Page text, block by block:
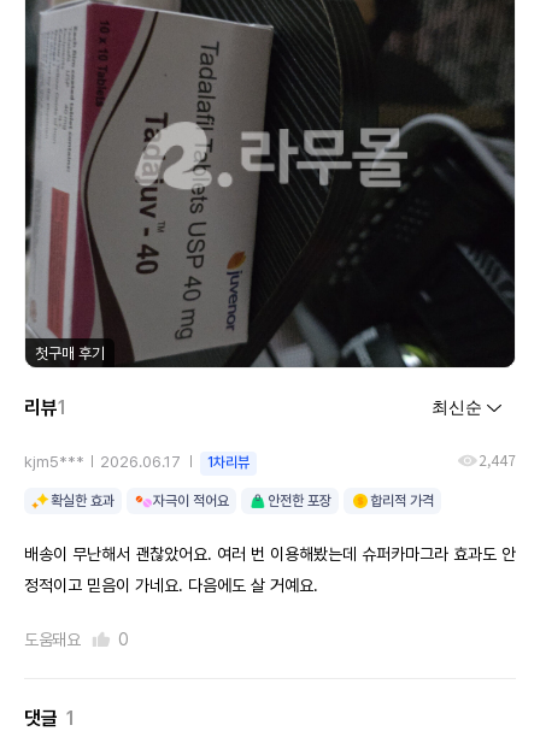
첫구매 후기
리뷰1
kjm5*** 2026.06.17 1차리뷰 2,447
확실한 효과 자극이 적어요 안전한 포장 합리적 가격
배송이 무난해서 괜찮았어요. 여러 번 이용해봤는데 슈퍼카마그라 효과도 안
정적이고 믿음이 가네요. 다음에도 살 거예요.
도움돼요 0
댓글 1